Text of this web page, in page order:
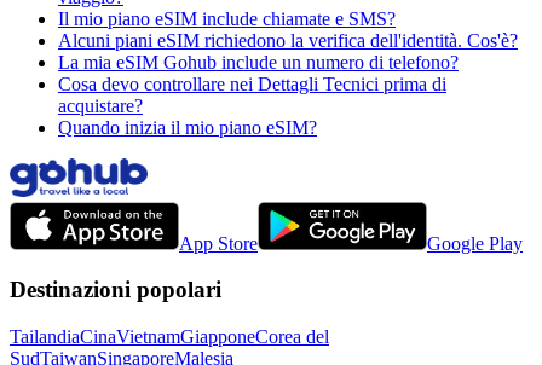
Il mio piano eSIM include chiamate e SMS?
Alcuni piani eSIM richiedono la verifica dell'identità. Cos'è?
La mia eSIM Gohub include un numero di telefono?
Cosa devo controllare nei Dettagli Tecnici prima di
acquistare?
Quando inizia il mio piano eSIM?
App Store Google Play
Destinazioni popolari
TailandiaCinaVietnamGiapponeCorea del
SudTaiwanSingaporeMalesia